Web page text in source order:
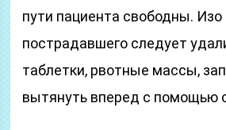
пути пациента свободны. Изо
пострадавшего следует
таблетки, рвотные массы,
вытянуть вперед с помощью